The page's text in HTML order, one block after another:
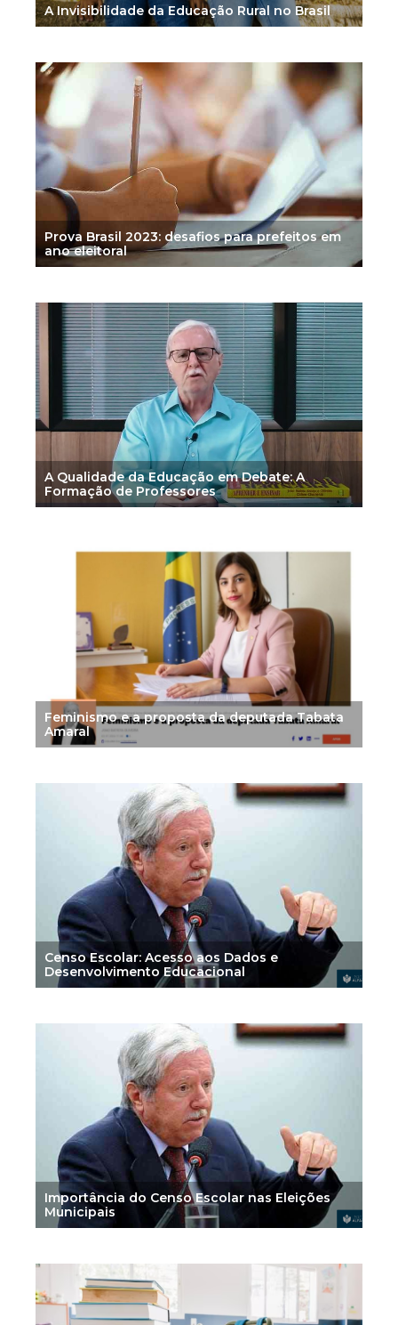
A Invisibilidade da Educação Rural no Brasil
Prova Brasil 2023: desafios para prefeitos em
ano eleitoral
A Qualidade da Educação em Debate: A
Formação de Professores
Feminismo e a proposta da deputada Tabata
Amaral
Censo Escolar: Acesso aos Dados e
Desenvolvimento Educacional
Importância do Censo Escolar nas Eleições
Municipais